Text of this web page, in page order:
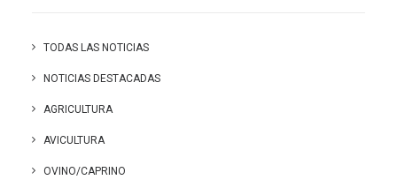
TODAS LAS NOTICIAS
NOTICIAS DESTACADAS
AGRICULTURA
AVICULTURA
OVINO/CAPRINO